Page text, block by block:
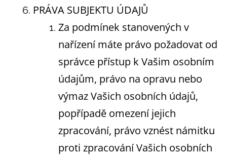
PRÁVA SUBJEKTU ÚDAJŮ
Za podmínek stanovených v
nařízení máte právo požadovat od
správce přístup k Vašim osobním
údajům, právo na opravu nebo
výmaz Vašich osobních údajů,
popřípadě omezení jejich
zpracování, právo vznést námitku
proti zpracování Vašich osobních